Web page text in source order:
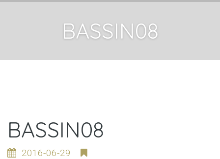
BASSIN08
BASSIN08
2016-06-29